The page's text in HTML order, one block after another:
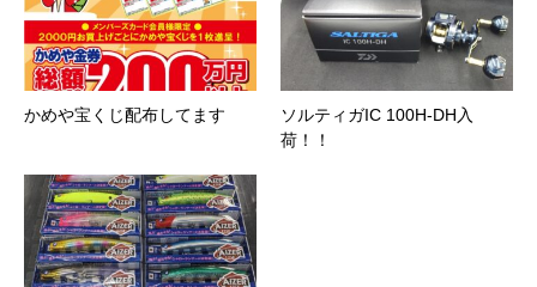
かめや宝くじ配布してます
ソルティガIC 100H-DH入
荷！！